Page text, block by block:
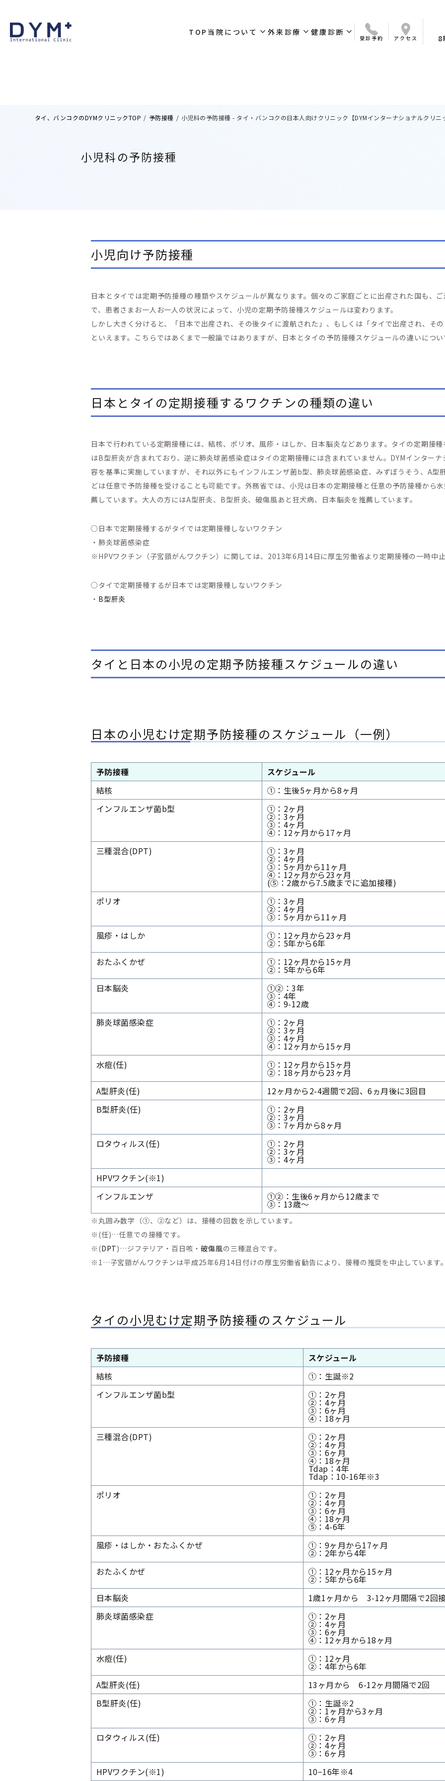
TOP 当院について expand_more 外来診療 expand_more健康診断 expand_more
受診予約 アクセス 8
タイ、バンコクのDYMクリニックTOP / 予防接種 / 小児科の予防接種 - タイ・バンコクの日本人向けクリニック【DYMインターナショナルクリニ
小児科の予防接種
小児向け予防接種
日本とタイでは定期予防接種の種類やスケジュールが異なります。個々のご家庭ごとに出産された国も、
で、患者さまお一人お一人の状況によって、小児の定期予防接種スケジュールは変わります。
しかし大きく分けると、「日本で出産され、その後タイに渡航された」、もしくは「タイで出産され、そ
といえます。こちらではあくまで一般論ではありますが、日本とタイの予防接種スケジュールの違いにつ
日本とタイの定期接種するワクチンの種類の違い
日本で行われている定期接種には、結核、ポリオ、風疹・はしか、日本脳炎などあります。タイの定期接
はB型肝炎が含まれており、逆に肺炎球菌感染症はタイの定期接種には含まれていません。DYMインター
容を基準に実施していますが、それ以外にもインフルエンザ菌b型、肺炎球菌感染症、みずぼうそう、A型
どは任意で予防接種を受けることも可能です。外務省では、小児は日本の定期接種と任意の予防接種から
薦しています。大人の方にはA型肝炎、B型肝炎、破傷風あと狂犬病、日本脳炎を推薦しています。
○日本で定期接種するがタイでは定期接種しないワクチン
・肺炎球菌感染症
※HPVワクチン（子宮頸がんワクチン）に関しては、2013年6月14日に厚生労働省より定期接種の一時中
○タイで定期接種するが日本では定期接種しないワクチン
・ B型肝炎
タイと日本の小児の定期予防接種スケジュールの違い
日本の小児むけ定期予防接種のスケジュール（一例）
予防接種
スケジュール
結核
①：生後5ヶ月から8ヶ月
インフルエンザ菌b型
①：2ヶ月
②：3ヶ月
③：4ヶ月
④：12ヶ月から17ヶ月
三種混合(DPT)
①：3ヶ月
②：4ヶ月
③：5ヶ月から11ヶ月
④：12ヶ月から23ヶ月
(⑤：2歳から7.5歳までに追加接種)
ポリオ
①：3ヶ月
②：4ヶ月
③：5ヶ月から11ヶ月
風疹・はしか
①：12ヶ月から23ヶ月
②：5年から6年
おたふくかぜ
①：12ヶ月から15ヶ月
②：5年から6年
日本脳炎
①②：3年
③：4年
④：9-12歳
肺炎球菌感染症
①：2ヶ月
②：3ヶ月
③：4ヶ月
④：12ヶ月から15ヶ月
水痘(任) ①：12ヶ月から15ヶ月
②：18ヶ月から23ヶ月
A型肝炎(任)
12ヶ月から2-4週間で2回、6ヵ月後に3回目
B型肝炎(任) ①：2ヶ月
②：3ヶ月
③：7ヶ月から8ヶ月
ロタウィルス(任) ①：2ヶ月
②：3ヶ月
③：4ヶ月
HPVワクチン(※1)
インフルエンザ
①②：生後6ヶ月から12歳まで
③：13歳～
※丸囲み数字（①、②など）は、接種の回数を示しています。
※(任)…任意での接種です。
※(DPT)…ジフテリア・百日咳・破傷風の三種混合です。
※1…子宮頸がんワクチンは平成25年6月14日付けの厚生労働省勧告により、接種の推奨を中止しています
タイの小児むけ定期予防接種のスケジュール
予防接種
スケジュール
結核
①：生誕※2
インフルエンザ菌b型
①：2ヶ月
②：4ヶ月
③：6ヶ月
④：18ヶ月
三種混合(DPT)
①：2ヶ月
②：4ヶ月
③：6ヶ月
④：18ヶ月
Tdap：4年
Tdap：10-16年※3
ポリオ
①：2ヶ月
②：4ヶ月
③：6ヶ月
④：18ヶ月
⑤：4-6年
風疹・はしか・おたふくかぜ
①：9ヶ月から17ヶ月
②：2年から4年
おたふくかぜ
①：12ヶ月から15ヶ月
②：5年から6年
日本脳炎
1歳1ヶ月から 3-12ヶ月間隔で2回
肺炎球菌感染症
①：2ヶ月
②：4ヶ月
③：6ヶ月
④：12ヶ月から18ヶ月
水痘(任) ①：12ヶ月
②：4年から6年
A型肝炎(任)
13ヶ月から 6-12ヶ月間隔で2回
B型肝炎(任) ①：生誕※2
②：1ヶ月から3ヶ月
③：6ヶ月
ロタウィルス(任) ①：2ヶ月
②：4ヶ月
③：6ヶ月
HPVワクチン(※1) 10−16年※4